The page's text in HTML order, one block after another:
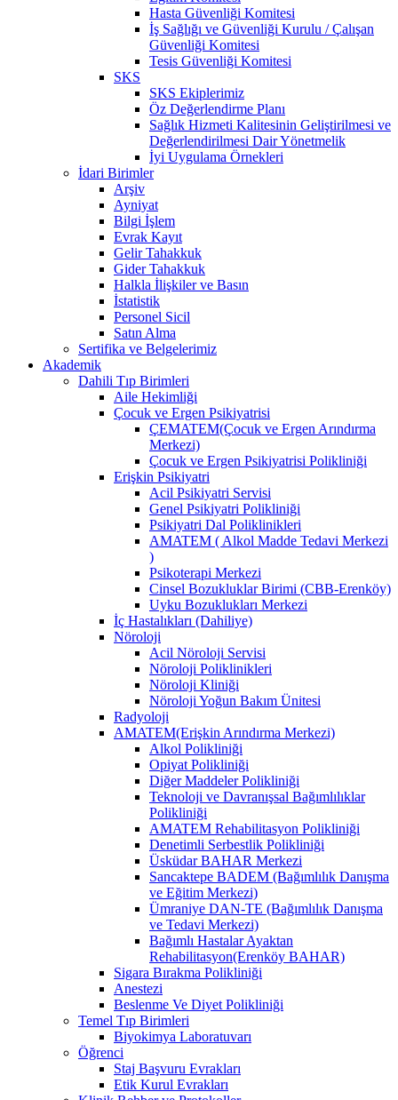
Hasta Güvenliği Komitesi
İş Sağlığı ve Güvenliği Kurulu / Çalışan
Güvenliği Komitesi
Tesis Güvenliği Komitesi
SKS
SKS Ekiplerimiz
Öz Değerlendirme Planı
Sağlık Hizmeti Kalitesinin Geliştirilmesi ve
Değerlendirilmesi Dair Yönetmelik
İyi Uygulama Örnekleri
İdari Birimler
Arşiv
Ayniyat
Bilgi İşlem
Evrak Kayıt
Gelir Tahakkuk
Gider Tahakkuk
Halkla İlişkiler ve Basın
İstatistik
Personel Sicil
Satın Alma
Sertifika ve Belgelerimiz
Akademik
Dahili Tıp Birimleri
Aile Hekimliği
Çocuk ve Ergen Psikiyatrisi
ÇEMATEM(Çocuk ve Ergen Arındırma
Merkezi)
Çocuk ve Ergen Psikiyatrisi Polikliniği
Erişkin Psikiyatri
Acil Psikiyatri Servisi
Genel Psikiyatri Polikliniği
Psikiyatri Dal Poliklinikleri
AMATEM ( Alkol Madde Tedavi Merkezi
)
Psikoterapi Merkezi
Cinsel Bozukluklar Birimi (CBB-Erenköy)
Uyku Bozuklukları Merkezi
İç Hastalıkları (Dahiliye)
Nöroloji
Acil Nöroloji Servisi
Nöroloji Poliklinikleri
Nöroloji Kliniği
Nöroloji Yoğun Bakım Ünitesi
Radyoloji
AMATEM(Erişkin Arındırma Merkezi)
Alkol Polikliniği
Opiyat Polikliniği
Diğer Maddeler Polikliniği
Teknoloji ve Davranışsal Bağımlılıklar
Polikliniği
AMATEM Rehabilitasyon Polikliniği
Denetimli Serbestlik Polikliniği
Üsküdar BAHAR Merkezi
Sancaktepe BADEM (Bağımlılık Danışma
ve Eğitim Merkezi)
Ümraniye DAN-TE (Bağımlılık Danışma
ve Tedavi Merkezi)
Bağımlı Hastalar Ayaktan
Rehabilitasyon(Erenköy BAHAR)
Sigara Bırakma Polikliniği
Anestezi
Beslenme Ve Diyet Polikliniği
Temel Tıp Birimleri
Biyokimya Laboratuvarı
Öğrenci
Staj Başvuru Evrakları
Etik Kurul Evrakları